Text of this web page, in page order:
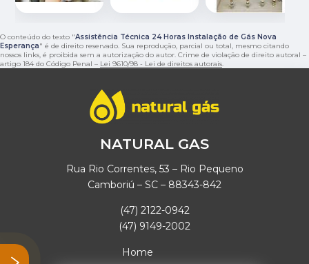
O conteúdo do texto "Assistência Técnica 24 Horas Instalação de Gás Nova
Esperança" é de direito reservado. Sua reprodução, parcial ou total, mesmo citando
nossos links, é proibida sem a autorização do autor. Crime de violação de direito autoral –
artigo 184 do Código Penal – Lei 9610/98 - Lei de direitos autorais
NATURAL GAS
Rua Rio Correntes, 53 – Rio Pequeno
Camboriú – SC – 88343-842
(47) 2122-0942
(47) 9149-2002
Home